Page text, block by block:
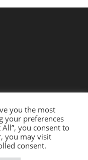
you the most
your preferences
you consent to
you may visit
consent.